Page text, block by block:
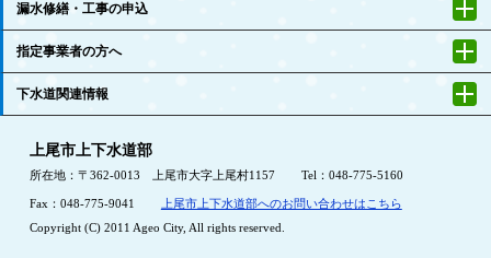
漏水修繕・工事の申込
指定事業者の方へ
下水道関連情報
上尾市上下水道部
所在地：〒362-0013 上尾市大字上尾村1157 Tel：048-775-5160
Fax：048-775-9041
上尾市上下水道部へのお問い合わせはこちら
Copyright (C) 2011 Ageo City, All rights reserved.